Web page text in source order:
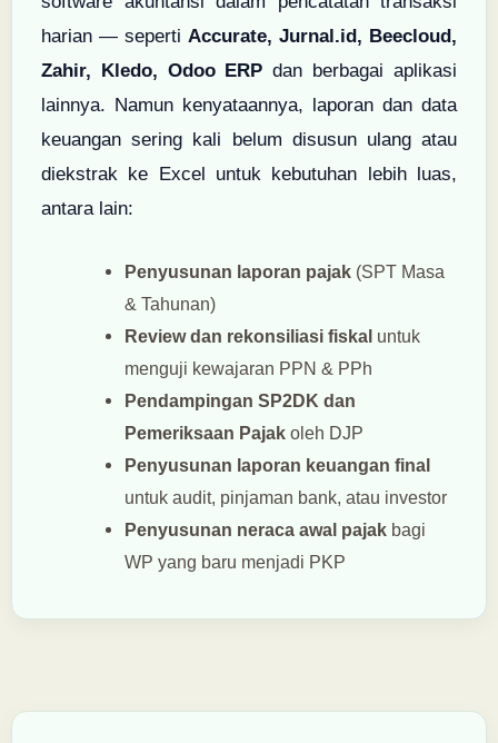
harian — seperti Accurate, Jurnal.id, Beecloud,
Zahir, Kledo, Odoo ERP dan berbagai aplikasi
lainnya. Namun kenyataannya, laporan dan data
keuangan sering kali belum disusun ulang atau
diekstrak ke Excel untuk kebutuhan lebih luas,
antara lain:
Penyusunan laporan pajak(SPT Masa
& Tahunan)
Review dan rekonsiliasi fiskaluntuk
menguji kewajaran PPN & PPh
Pendampingan SP2DK dan
Pemeriksaan Pajakoleh DJP
Penyusunan laporan keuangan final
untuk audit, pinjaman bank, atau investor
Penyusunan neraca awal pajakbagi
WP yang baru menjadi PKP